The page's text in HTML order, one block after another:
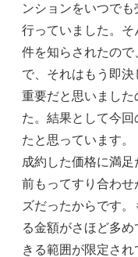
ンションをいつで
行っていました。
件を知らされたの
で、それはもう即
重要だと思いまし
た。結果として今
たと思っています。
成約した価格に満
前もってすり合わ
ズだったからです
る金額がさほど多
きる範囲が限定さ